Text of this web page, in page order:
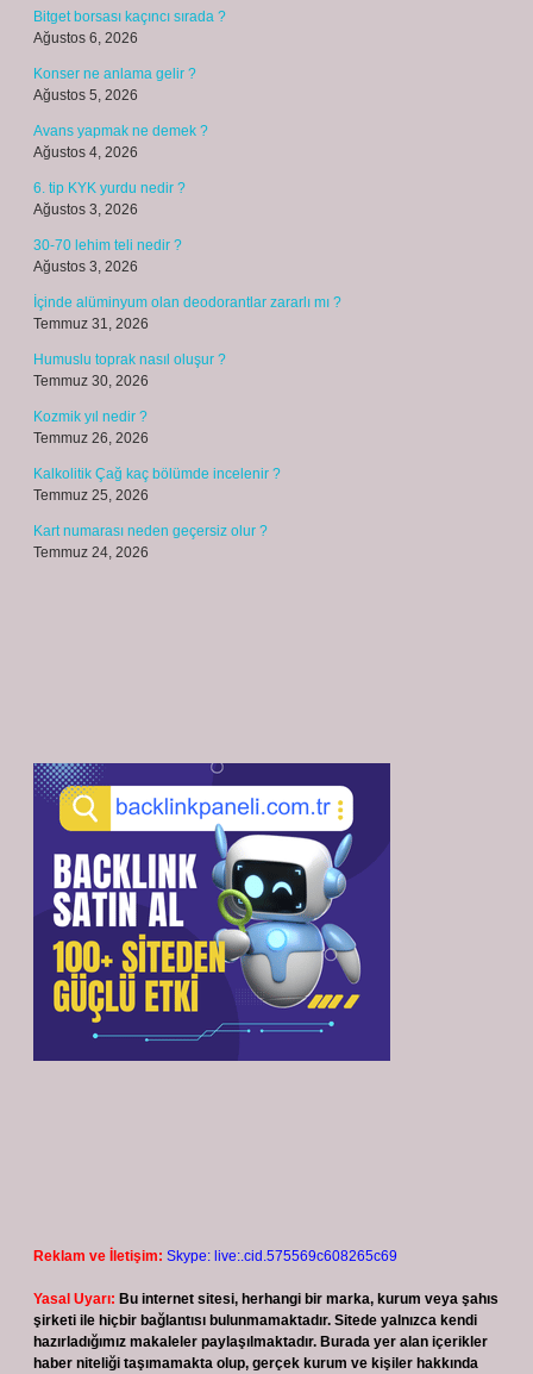
Bitget borsası kaçıncı sırada ?
Ağustos 6, 2026
Konser ne anlama gelir ?
Ağustos 5, 2026
Avans yapmak ne demek ?
Ağustos 4, 2026
6. tip KYK yurdu nedir ?
Ağustos 3, 2026
30-70 lehim teli nedir ?
Ağustos 3, 2026
İçinde alüminyum olan deodorantlar zararlı mı ?
Temmuz 31, 2026
Humuslu toprak nasıl oluşur ?
Temmuz 30, 2026
Kozmik yıl nedir ?
Temmuz 26, 2026
Kalkolitik Çağ kaç bölümde incelenir ?
Temmuz 25, 2026
Kart numarası neden geçersiz olur ?
Temmuz 24, 2026
Reklam ve İletişim: Skype: live:.cid.575569c608265c69
Yasal Uyarı: Bu internet sitesi, herhangi bir marka, kurum veya şahıs
şirketi ile hiçbir bağlantısı bulunmamaktadır. Sitede yalnızca kendi
hazırladığımız makaleler paylaşılmaktadır. Burada yer alan içerikler
haber niteliği taşımamakta olup, gerçek kurum ve kişiler hakkında